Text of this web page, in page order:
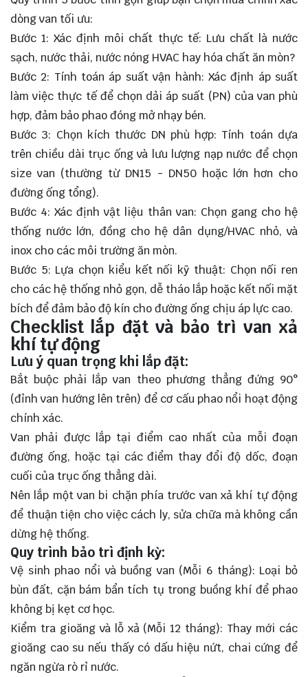
dòng van tối ưu:
Bước 1: Xác định môi chất thực tế: Lưu chất là nước
sạch, nước thải, nước nóng HVAC hay hóa chất ăn mòn?
Bước 2: Tính toán áp suất vận hành: Xác định áp suất
làm việc thực tế để chọn dải áp suất (PN) của van phù
hợp, đảm bảo phao đóng mở nhạy bén.
Bước 3: Chọn kích thước DN phù hợp: Tính toán dựa
trên chiều dài trục ống và lưu lượng nạp nước để chọn
size van (thường từ DN15 - DN50 hoặc lớn hơn cho
đường ống tổng).
Bước 4: Xác định vật liệu thân van: Chọn gang cho hệ
thống nước lớn, đồng cho hệ dân dụng/HVAC nhỏ, và
inox cho các môi trường ăn mòn.
Bước 5: Lựa chọn kiểu kết nối kỹ thuật: Chọn nối ren
cho các hệ thống nhỏ gọn, dễ tháo lắp hoặc kết nối mặt
bích để đảm bảo độ kín cho đường ống chịu áp lực cao.
Checklist lắp đặt và bảo trì van xả
khí tự động
Lưu ý quan trọng khi lắp đặt:
Bắt buộc phải lắp van theo phương thẳng đứng 90°
(đỉnh van hướng lên trên) để cơ cấu phao nổi hoạt động
chính xác.
Van phải được lắp tại điểm cao nhất của mỗi đoạn
đường ống, hoặc tại các điểm thay đổi độ dốc, đoạn
cuối của trục ống thẳng dài.
Nên lắp một van bi chặn phía trước van xả khí tự động
để thuận tiện cho việc cách ly, sửa chữa mà không cần
dừng hệ thống.
Quy trình bảo trì định kỳ:
Vệ sinh phao nổi và buồng van (Mỗi 6 tháng): Loại bỏ
bùn đất, cặn bám bẩn tích tụ trong buồng khí để phao
không bị kẹt cơ học.
Kiểm tra gioăng và lỗ xả (Mỗi 12 tháng): Thay mới các
gioăng cao su nếu thấy có dấu hiệu nứt, chai cứng để
ngăn ngừa rò rỉ nước.